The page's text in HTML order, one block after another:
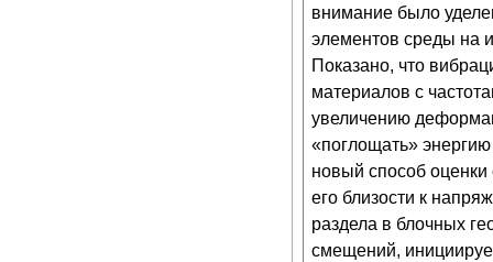
внимание было
элементов среды на
Показано, что
материалов с
увеличению
«поглощать»
новый способ оценки
его близости к
раздела в блочных
смещений,